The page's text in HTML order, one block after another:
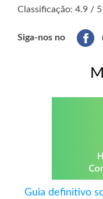
Classificação: 4.9 /
Siga-nos no
Guia definitivo